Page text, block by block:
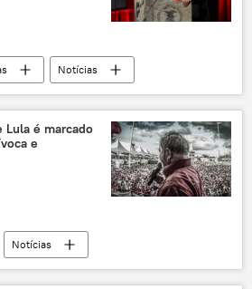
Notícias
Donald Trump
Robert Lighthizer
guerra comercial
é marcado
e
Notícias
PT
STF